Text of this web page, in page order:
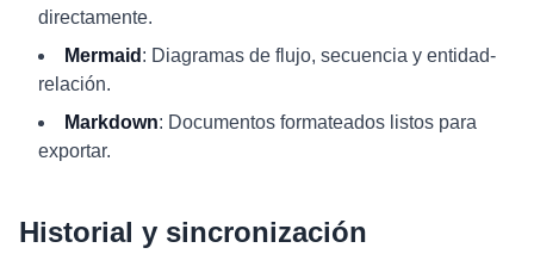
directamente.
Mermaid : Diagramas de flujo, secuencia y entidad-
relación.
Markdown: Documentos formateados listos para
exportar.
Historial y sincronización